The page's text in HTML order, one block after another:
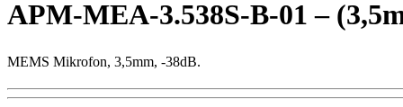
APM-MEA-3.538S-B-01 –
MEMS Mikrofon, 3,5mm, -38dB.